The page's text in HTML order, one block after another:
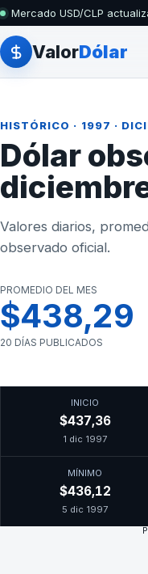
Mercado USD/CLP
ValorDólar
HISTÓRICO · 1997 ·
Dólar
Valores diarios,
observado oficial.
PROMEDIO DEL MES
$438,29
20 DÍAS PUBLICADOS
INICIO
$437,36
1 dic 1997
MÍNIMO
$436,12
5 dic 1997